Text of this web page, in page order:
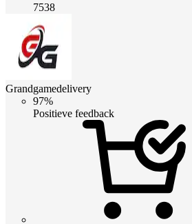
7538
Grandgamedelivery
97%
Positieve feedback